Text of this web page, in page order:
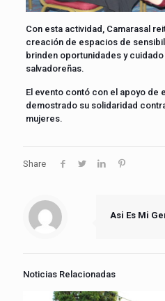
Con esta actividad, Camarasal
creación de espacios de
brinden oportunidades y
salvadoreñas.
El evento contó con el apoyo de
demostrado su solidaridad
mujeres.
Share
Asi Es Mi
Noticias Relacionadas